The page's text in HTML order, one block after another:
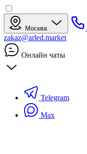
Москва
zakaz@arled.market
Онлайн чаты
Telegram
Max